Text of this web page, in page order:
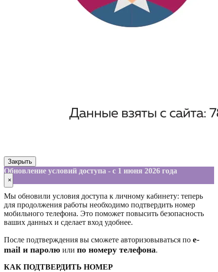
Закрыть
Обновление условий доступа - с 1 июня 2026 года
×
Мы обновили условия доступа к личному кабинету: теперь
для продолжения работы необходимо подтвердить номер
мобильного телефона. Это поможет повысить безопасность
ваших данных и сделает вход удобнее.
После подтверждения вы сможете авторизовываться по е-
mail и паролю или по номеру телефона.
КАК ПОДТВЕРДИТЬ НОМЕР